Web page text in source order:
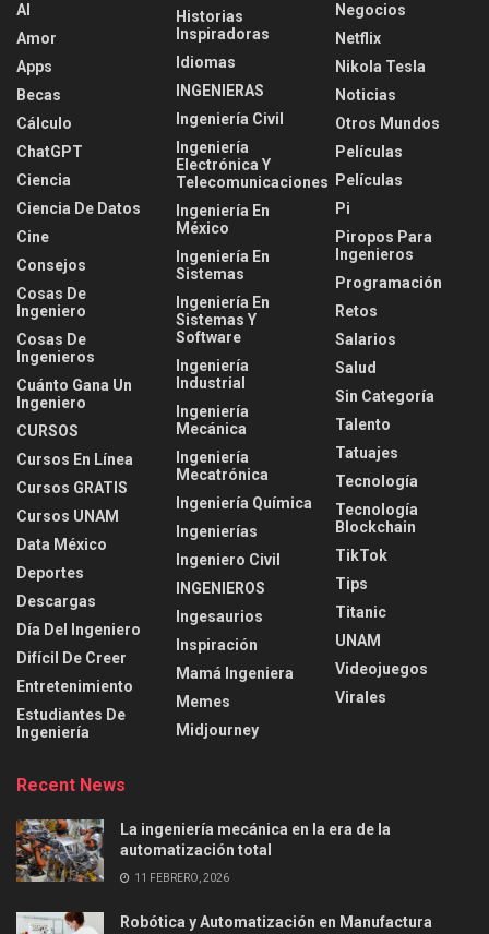
AI
Amor
Apps
Becas
Cálculo
ChatGPT
Ciencia
Ciencia De Datos
Cine
Consejos
Cosas De
Ingeniero
Cosas De
Ingenieros
Cuánto Gana Un
Ingeniero
CURSOS
Cursos En Línea
Cursos GRATIS
Cursos UNAM
Data México
Deportes
Descargas
Día Del Ingeniero
Difícil De Creer
Entretenimiento
Estudiantes De
Ingeniería
Historias
Inspiradoras
Idiomas
INGENIERAS
Ingeniería Civil
Ingeniería
Electrónica Y
Telecomunicaciones
Ingeniería En
México
Ingeniería En
Sistemas
Ingeniería En
Sistemas Y
Software
Ingeniería
Industrial
Ingeniería
Mecánica
Ingeniería
Mecatrónica
Ingeniería Química
Ingenierías
Ingeniero Civil
INGENIEROS
Ingesaurios
Inspiración
Mamá Ingeniera
Memes
Midjourney
Negocios
Netflix
Nikola Tesla
Noticias
Otros Mundos
Películas
Películas
Pi
Piropos Para
Ingenieros
Programación
Retos
Salarios
Salud
Sin Categoría
Talento
Tatuajes
Tecnología
Tecnología
Blockchain
TikTok
Tips
Titanic
UNAM
Videojuegos
Virales
Recent News
La ingeniería mecánica en la era de la
automatización total
11 FEBRERO, 2026
Robótica y Automatización en Manufactura